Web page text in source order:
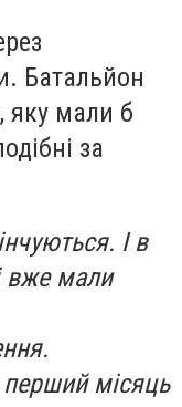
Батальйон
яку мали б
за
І в
вже мали
перший місяць